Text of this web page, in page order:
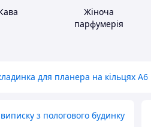
Жіноча
парфумерія
для планера на кільцях А6
з пологового будинку